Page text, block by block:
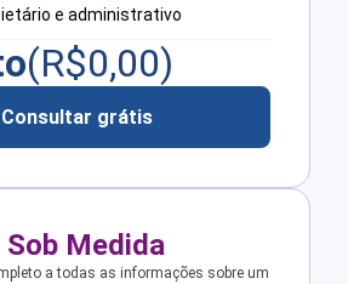
e administrativo
(R$0,00)
Consultar grátis
Medida
a todas as informações sobre um